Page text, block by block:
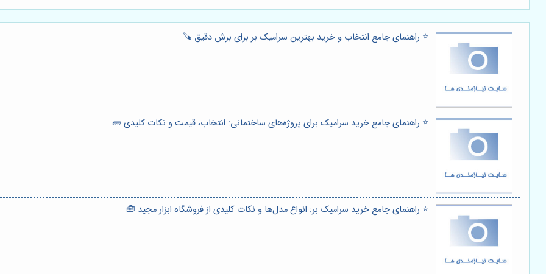
⭐️ راهنمای جامع انتخاب و خرید بهترین سرامیک بر برای برش دقیق 🪚
⭐️ راهنمای جامع خرید سرامیک برای پروژه‌های ساختمانی: انتخاب، قیمت و نکات کلیدی 🧱
⭐️ راهنمای جامع خرید سرامیک بر: انواع مدل‌ها و نکات کلیدی از فروشگاه ابزار مجید 🧰